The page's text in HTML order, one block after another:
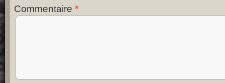
Commentaire *